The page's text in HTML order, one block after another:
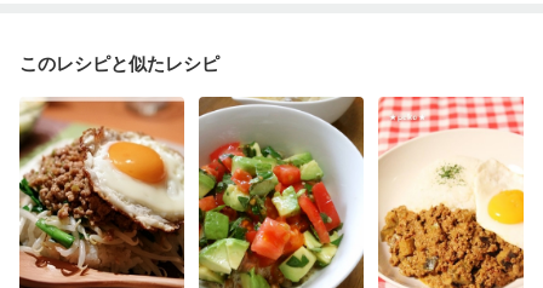
このレシピと似たレシピ